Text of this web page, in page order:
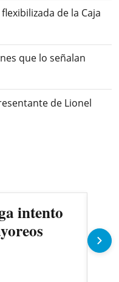
de la Caja
que lo señalan
de Lionel
intento